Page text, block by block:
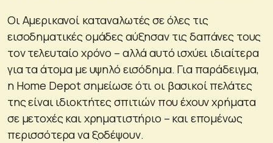
Οι Αμερικανοί καταναλωτές σε όλες τις
εισοδηματικές ομάδες αύξησαν τις δαπάνες τους
τον τελευταίο χρόνο – αλλά αυτό ισχύει ιδιαίτερα
για τα άτομα με υψηλό εισόδημα. Για παράδειγμα,
η Home Depot σημείωσε ότι οι βασικοί πελάτες
της είναι ιδιοκτήτες σπιτιών που έχουν χρήματα
σε μετοχές και χρηματιστήριο – και επομένως
περισσότερα να ξοδέψουν.